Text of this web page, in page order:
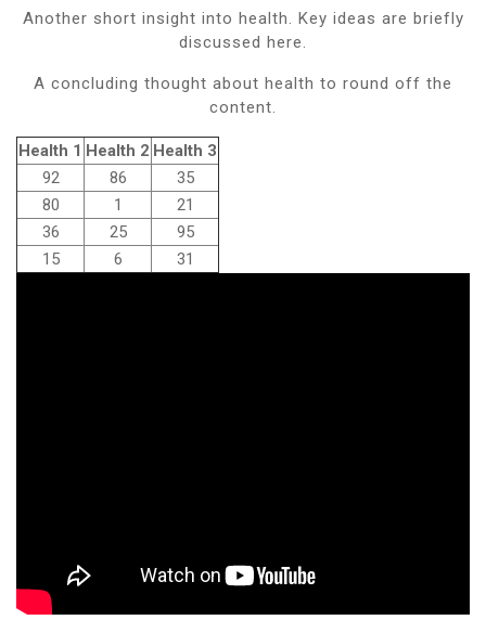
Another short insight into health. Key ideas are briefly
discussed here.
A concluding thought about health to round off the
content.
Health 1 Health 2 Health 3
92
86
35
80
1
21
36
25
95
15
6 31